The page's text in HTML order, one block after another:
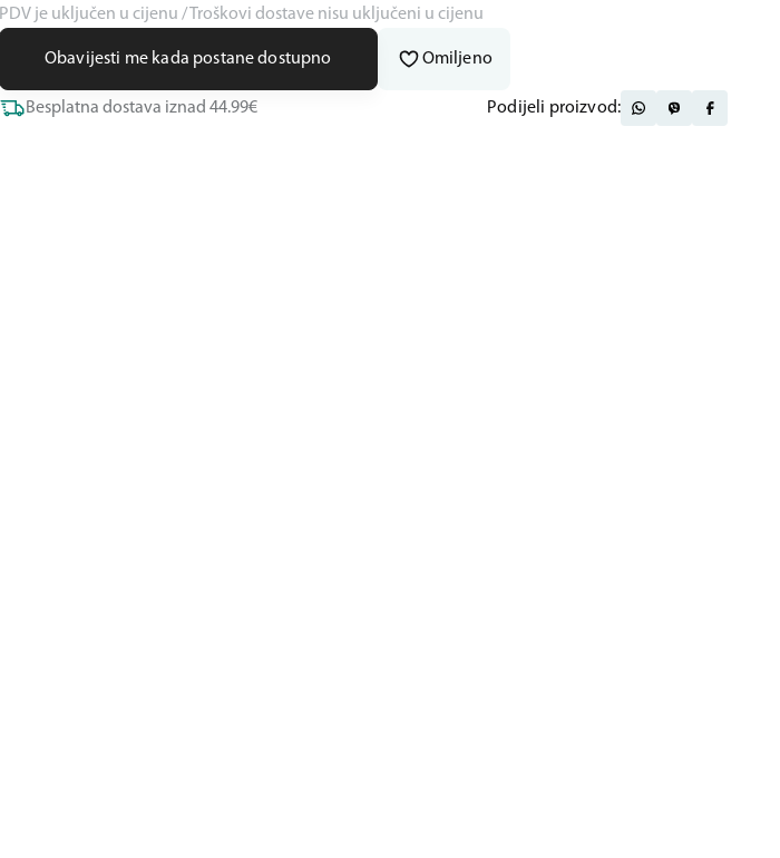
PDV je uključen u cijenu / Troškovi dostave nisu uključeni u cijenu
Obavijesti me kada postane dostupno Omiljeno
Besplatna dostava iznad 44.99€ Podijeli proizvod: